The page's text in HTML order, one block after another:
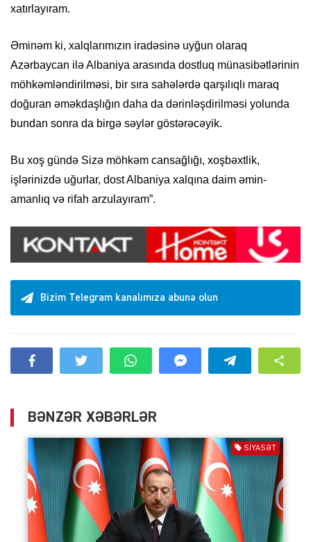
xatırlayıram.
Əminəm ki, xalqlarımızın iradəsinə uyğun olaraq
Azərbaycan ilə Albaniya arasında dostluq münasibətlərinin
möhkəmləndirilməsi, bir sıra sahələrdə qarşılıqlı maraq
doğuran əməkdaşlığın daha da dərinləşdirilməsi yolunda
bundan sonra da birgə səylər göstərəcəyik.
Bu xoş gündə Sizə möhkəm cansağlığı, xoşbəxtlik,
işlərinizdə uğurlar, dost Albaniya xalqına daim əmin-
amanlıq və rifah arzulayıram”.
Bizim Telegram kanalımıza abunə olun
BƏNZƏR XƏBƏRLƏR
SIYASƏT